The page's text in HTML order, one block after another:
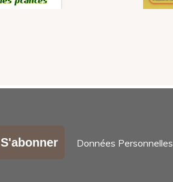
S'abonner
Données Personnelles